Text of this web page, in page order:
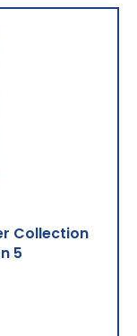
Collection
5